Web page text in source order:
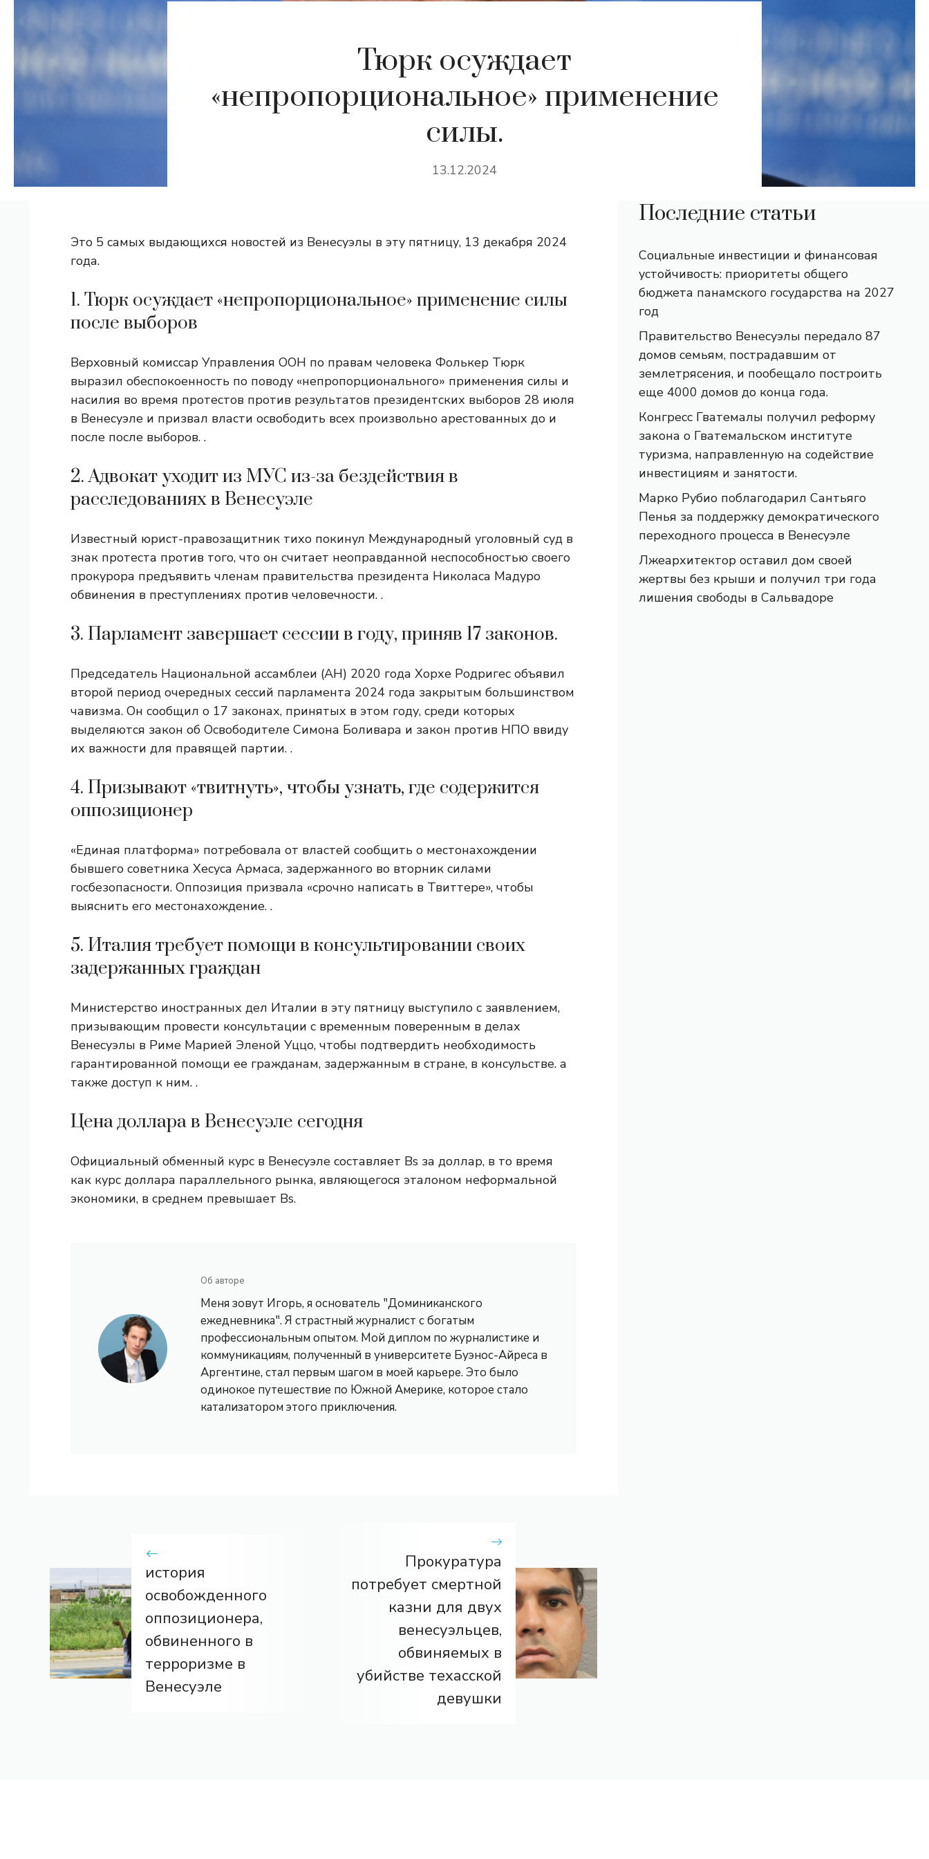
Тюрк осуждает
«непропорциональное» применение
силы.
13.12.2024
Это 5 самых выдающихся новостей из Венесуэлы в эту пятницу, 13 декабря 2024
года.
1. Тюрк осуждает «непропорциональное» применение силы
после выборов
Верховный комиссар Управления ООН по правам человека Фолькер Тюрк
выразил обеспокоенность по поводу «непропорционального» применения силы и
насилия во время протестов против результатов президентских выборов 28 июля
в Венесуэле и призвал власти освободить всех произвольно арестованных до и
после после выборов. .
2. Адвокат уходит из МУС из-за бездействия в
расследованиях в Венесуэле
Известный юрист-правозащитник тихо покинул Международный уголовный суд в
знак протеста против того, что он считает неоправданной неспособностью своего
прокурора предъявить членам правительства президента Николаса Мадуро
обвинения в преступлениях против человечности. .
3. Парламент завершает сессии в году, приняв 17 законов.
Председатель Национальной ассамблеи (АН) 2020 года Хорхе Родригес объявил
второй период очередных сессий парламента 2024 года закрытым большинством
чавизма. Он сообщил о 17 законах, принятых в этом году, среди которых
выделяются закон об Освободителе Симона Боливара и закон против НПО ввиду
их важности для правящей партии. .
4. Призывают «твитнуть», чтобы узнать, где содержится
оппозиционер
«Единая платформа» потребовала от властей сообщить о местонахождении
бывшего советника Хесуса Армаса, задержанного во вторник силами
госбезопасности. Оппозиция призвала «срочно написать в Твиттере», чтобы
выяснить его местонахождение. .
5. Италия требует помощи в консультировании своих
задержанных граждан
Министерство иностранных дел Италии в эту пятницу выступило с заявлением,
призывающим провести консультации с временным поверенным в делах
Венесуэлы в Риме Марией Эленой Уццо, чтобы подтвердить необходимость
гарантированной помощи ее гражданам, задержанным в стране, в консульстве. а
также доступ к ним. .
Цена доллара в Венесуэле сегодня
Официальный обменный курс в Венесуэле составляет Bs за доллар, в то время
как курс доллара параллельного рынка, являющегося эталоном неформальной
экономики, в среднем превышает Bs.
Об авторе
Меня зовут Игорь, я основатель "Доминиканского
ежедневника". Я страстный журналист с богатым
профессиональным опытом. Мой диплом по журналистике и
коммуникациям, полученный в университете Буэнос-Айреса в
Аргентине, стал первым шагом в моей карьере. Это было
одинокое путешествие по Южной Америке, которое стало
катализатором этого приключения.
история
освобожденного
оппозиционера,
обвиненного в
терроризме в
Венесуэле
Прокуратура
потребует смертной
казни для двух
венесуэльцев,
обвиняемых в
убийстве техасской
девушки
Последние статьи
Социальные инвестиции и финансовая
устойчивость: приоритеты общего
бюджета панамского государства на 2027
год
Правительство Венесуэлы передало 87
домов семьям, пострадавшим от
землетрясения, и пообещало построить
еще 4000 домов до конца года.
Конгресс Гватемалы получил реформу
закона о Гватемальском институте
туризма, направленную на содействие
инвестициям и занятости.
Марко Рубио поблагодарил Сантьяго
Пенья за поддержку демократического
переходного процесса в Венесуэле
Лжеархитектор оставил дом своей
жертвы без крыши и получил три года
лишения свободы в Сальвадоре